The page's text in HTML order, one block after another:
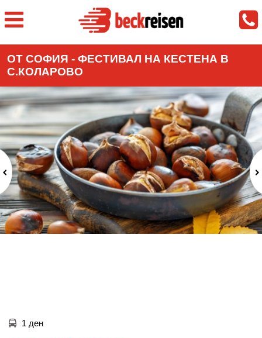
ОТ СОФИЯ - ФЕСТИВАЛ НА КЕСТЕНА В
С.КОЛАРОВО
1 ден